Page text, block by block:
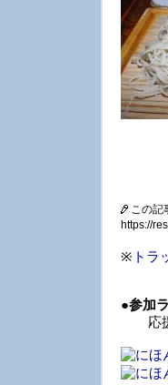
この記
https://
※ トラ
●参加
応援